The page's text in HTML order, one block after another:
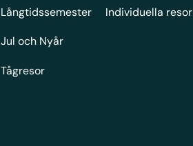
Långtidssemester
Jul och Nyår
Tågresor
Individuella resor